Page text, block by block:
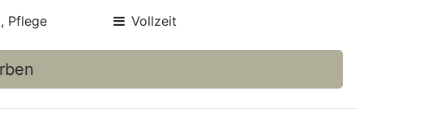
Pflege Vollzeit